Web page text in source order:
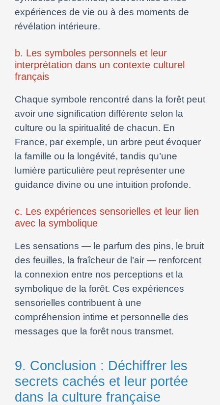
expériences de vie ou à des moments de
révélation intérieure.
b. Les symboles personnels et leur
interprétation dans un contexte culturel
français
Chaque symbole rencontré dans la forêt peut
avoir une signification différente selon la
culture ou la spiritualité de chacun. En
France, par exemple, un arbre peut évoquer
la famille ou la longévité, tandis qu’une
lumière particulière peut représenter une
guidance divine ou une intuition profonde.
c. Les expériences sensorielles et leur lien
avec la symbolique
Les sensations — le parfum des pins, le bruit
des feuilles, la fraîcheur de l’air — renforcent
la connexion entre nos perceptions et la
symbolique de la forêt. Ces expériences
sensorielles contribuent à une
compréhension intime et personnelle des
messages que la forêt nous transmet.
9. Conclusion : Déchiffrer les
secrets cachés et leur portée
dans la culture française